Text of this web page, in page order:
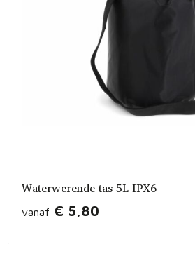
Waterwerende tas 5L IPX6
vanaf € 5,80